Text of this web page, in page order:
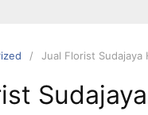
Jual Florist Sudajaya